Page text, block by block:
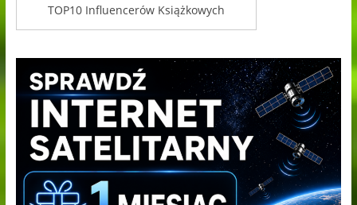
TOP10 Influencerów Książkowych